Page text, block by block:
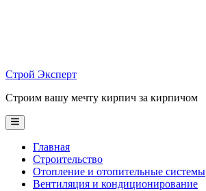
Строй Эксперт
Строим вашу мечту кирпич за кирпичом
Main
Menu
Главная
Строительство
Отопление и отопительные системы
Вентиляция и кондиционирование